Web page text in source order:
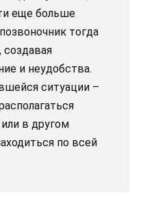
еще больше
тогда
создавая
и неудобства.
ситуации –
в другом
по всей